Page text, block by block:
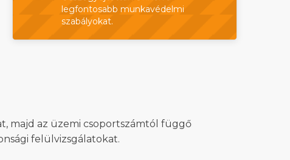
legfontosabb munkavédelmi
szabályokat.
majd az üzemi csoportszámtól függő
felülvizsgálatokat.